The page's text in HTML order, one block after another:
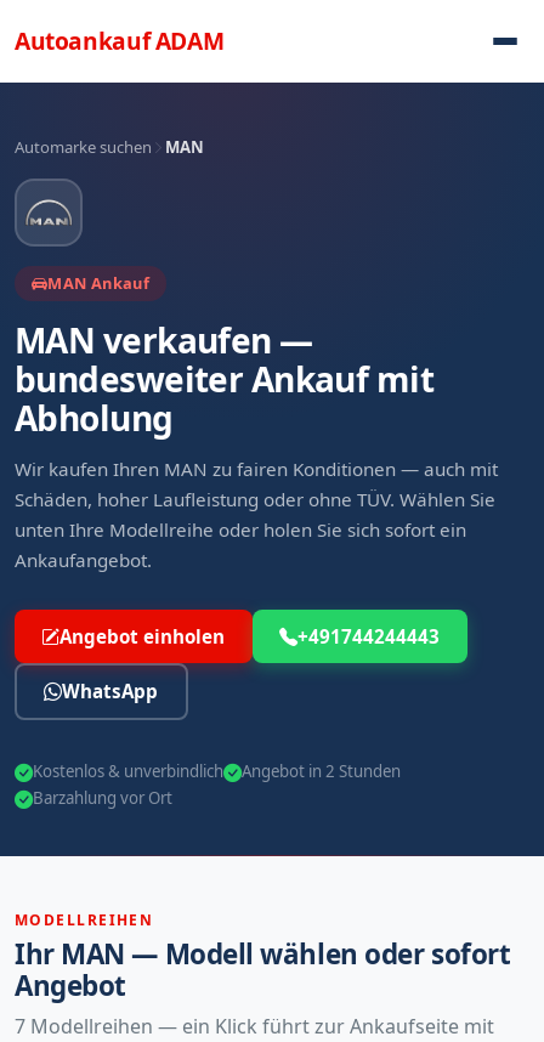
AutoankaufADAM
Automarke suchen MAN
MAN Ankauf
MAN verkaufen —
bundesweiter Ankauf mit
Abholung
Wir kaufen Ihren MAN zu fairen Konditionen — auch mit
Schäden, hoher Laufleistung oder ohne TÜV. Wählen Sie
unten Ihre Modellreihe oder holen Sie sich sofort ein
Ankaufangebot.
Angebot einholen +491744244443
WhatsApp
Kostenlos & unverbindlich
Angebot in 2 Stunden
Barzahlung vor Ort
MODELLREIHEN
Ihr MAN — Modell wählen oder sofort
Angebot
7 Modellreihen — ein Klick führt zur Ankaufseite mit